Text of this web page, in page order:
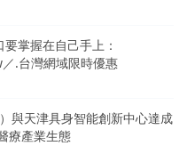
掌握在自己手上：
.台灣網域限時優惠
與天津具身智能創新中心達成
療產業生態